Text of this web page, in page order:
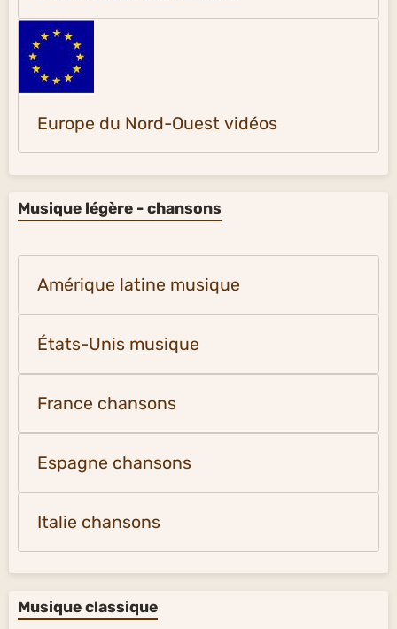
Europe du Nord-Ouest vidéos
Musique légère - chansons
Amérique latine musique
États-Unis musique
France chansons
Espagne chansons
Italie chansons
Musique classique